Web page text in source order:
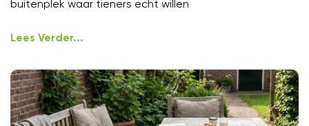
buitenplek waar tieners echt willen
Lees Verder...